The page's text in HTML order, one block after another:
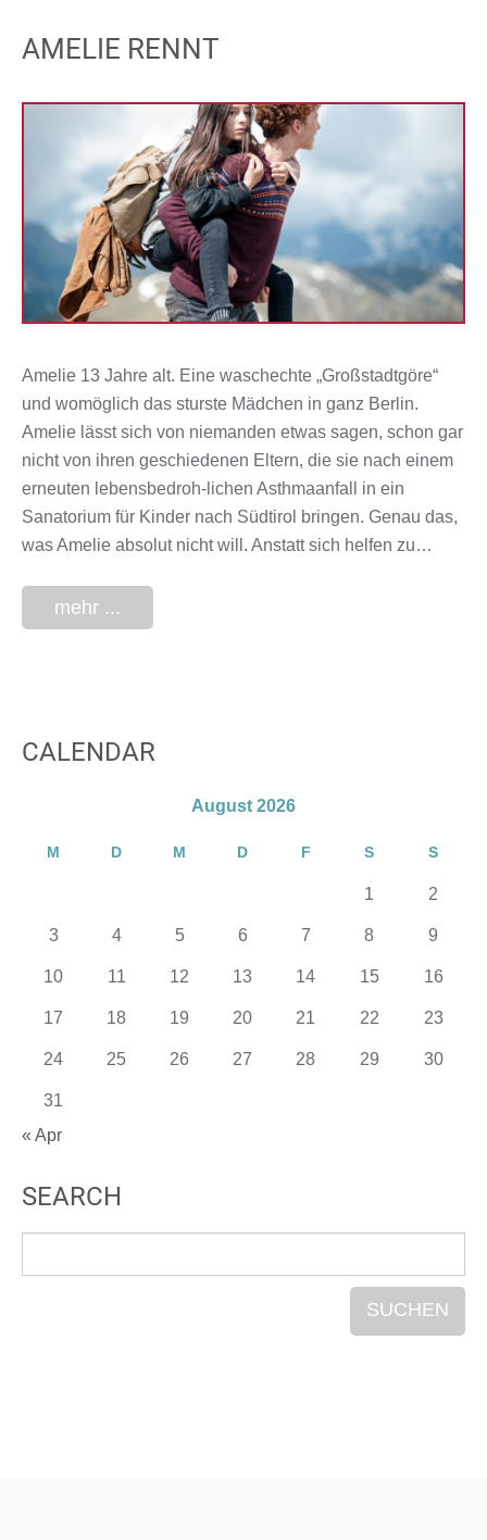
AMELIE RENNT
Amelie 13 Jahre alt. Eine waschechte „Großstadtgöre“
und womöglich das sturste Mädchen in ganz Berlin.
Amelie lässt sich von niemanden etwas sagen, schon gar
nicht von ihren geschiedenen Eltern, die sie nach einem
erneuten lebensbedroh-lichen Asthmaanfall in ein
Sanatorium für Kinder nach Südtirol bringen. Genau das,
was Amelie absolut nicht will. Anstatt sich helfen zu…
mehr ...
CALENDAR
August 2026
M D M D F S S
1 2
3 4 5 6 7 8 9
10 11 12 13 14 15 16
17 18 19 20 21 22 23
24 25 26 27 28 29 30
31
« Apr
SEARCH